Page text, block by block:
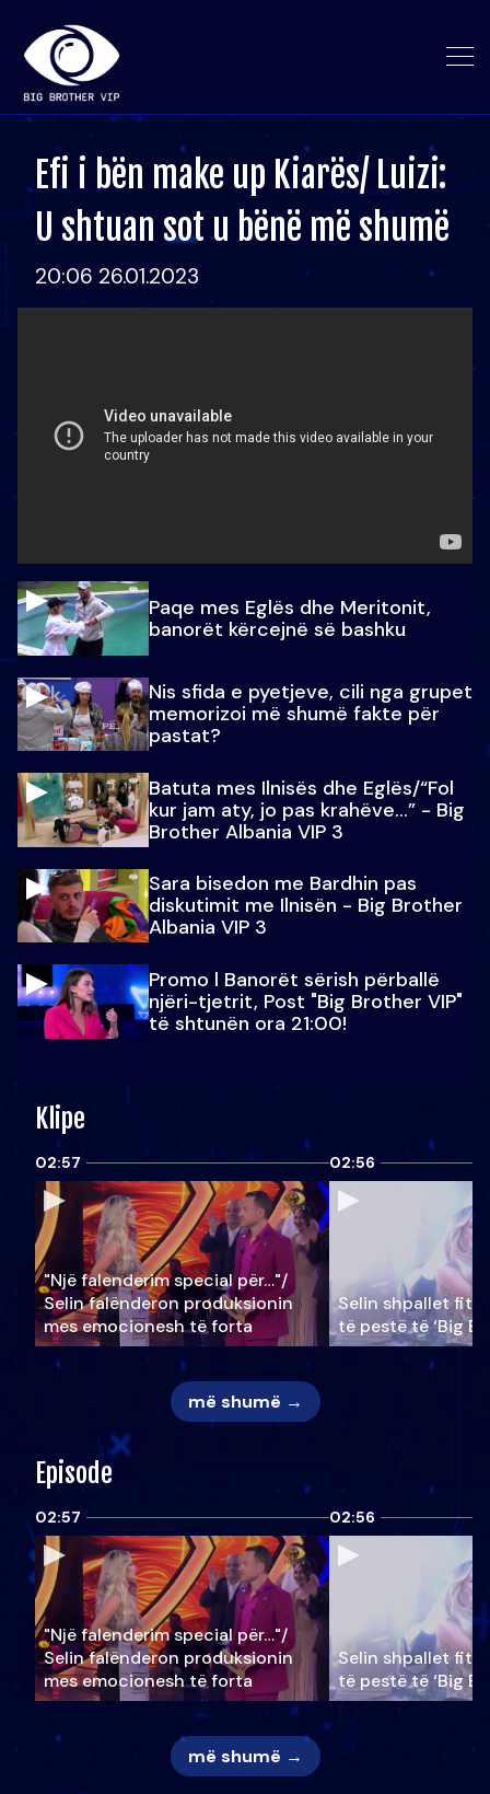
Efi i bën make up Kiarës/ Luizi:
U shtuan sot u bënë më shumë
20:06 26.01.2023
Paqe mes Eglës dhe Meritonit,
banorët kërcejnë së bashku
Nis sfida e pyetjeve, cili nga grupet
memorizoi më shumë fakte për
pastat?
Batuta mes Ilnisës dhe Eglës/“Fol
kur jam aty, jo pas krahëve…” - Big
Brother Albania VIP 3
Sara bisedon me Bardhin pas
diskutimit me Ilnisën - Big Brother
Albania VIP 3
Promo l Banorët sërish përballë
njëri-tjetrit, Post "Big Brother VIP"
të shtunën ora 21:00!
Klipe
02:57
"Një falenderim special për…"/
Selin falënderon produksionin
mes emocionesh të forta
02:56
Selin shpallet
të pestë të ‘Big
më shumë →
Episode
02:57
"Një falenderim special për…"/
Selin falënderon produksionin
mes emocionesh të forta
02:56
Selin shpallet
të pestë të ‘Big
më shumë →